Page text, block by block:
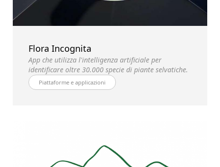
Flora Incognita
App che utilizza l'intelligenza artificiale per
identificare oltre 30.000 specie di piante selvatiche.
Piattaforme e applicazioni